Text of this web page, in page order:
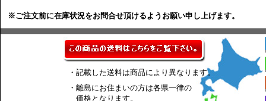
※ご注文前に在庫状況をお問合せ頂けるようお願い申し上げます。
・記載した送料は商品により異なります。
・離島にお住まいの方は各県一律の
価格となります。